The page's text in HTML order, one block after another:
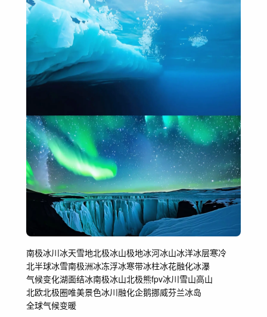
南极冰川冰天雪地北极冰山极地冰河冰山冰洋冰层寒冷
北半球冰雪南极洲冰冻浮冰寒带冰柱冰花融化冰瀑
气候变化湖面结冰南极冰山北极熊fpv冰川雪山高山
北欧北极圈唯美景色冰川融化企鹅挪威芬兰冰岛
全球气候变暖